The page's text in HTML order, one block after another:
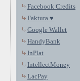
Facebook Credits
Faktura ♥
Google Wallet
HandyBank
InPlat
IntellectMoney
LacPay